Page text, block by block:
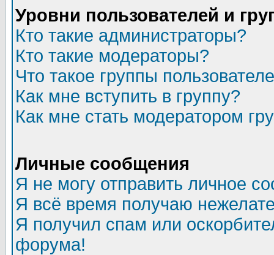
Уровни пользователей и
Кто такие администраторы?
Кто такие модераторы?
Что такое группы
Как мне вступить в группу?
Как мне стать модератором
Личные сообщения
Я не могу отправить личное
Я всё время получаю
Я получил спам или
форума!